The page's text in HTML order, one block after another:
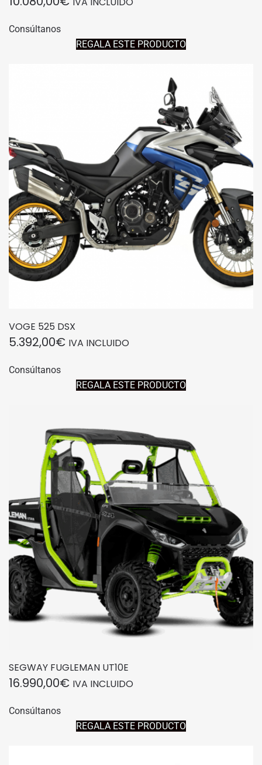
Consúltanos
REGALA ESTE PRODUCTO
VOGE 525 DSX
5.392,00€ IVA INCLUIDO
Consúltanos
REGALA ESTE PRODUCTO
SEGWAY FUGLEMAN UT10E
16.990,00€ IVA INCLUIDO
Consúltanos
REGALA ESTE PRODUCTO